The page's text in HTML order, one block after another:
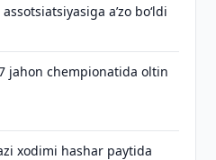
aʼzo bo‘ldi
jahon chempionatida oltin
xodimi hashar paytida